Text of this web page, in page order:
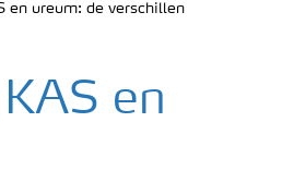
en ureum: de verschillen
en